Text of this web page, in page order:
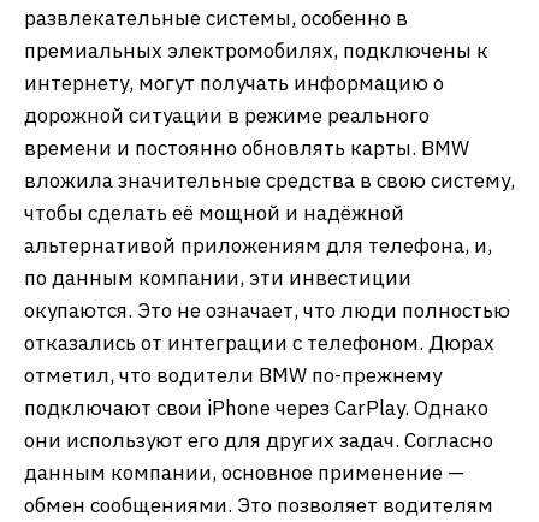
развлекательные системы, особенно в
премиальных электромобилях, подключены к
интернету, могут получать информацию о
дорожной ситуации в режиме реального
времени и постоянно обновлять карты. BMW
вложила значительные средства в свою систему,
чтобы сделать её мощной и надёжной
альтернативой приложениям для телефона, и,
по данным компании, эти инвестиции
окупаются. Это не означает, что люди полностью
отказались от интеграции с телефоном. Дюрах
отметил, что водители BMW по-прежнему
подключают свои iPhone через CarPlay. Однако
они используют его для других задач. Согласно
данным компании, основное применение —
обмен сообщениями. Это позволяет водителям